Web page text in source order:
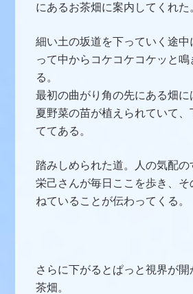
にあるお茶畑に案内してくれた
細い土の坂道を下っていく途中
って中からコケコケコケッと鳴
る。
最初の曲がり角の先にある畑
夏野菜の苗が植えられていて、
ててある。
踏みしめられた道。人の気配の
栄己さんが毎日ここを歩き、
ねていることが伝わってくる。
さらに下がるとぱっと視界が
茶畑。